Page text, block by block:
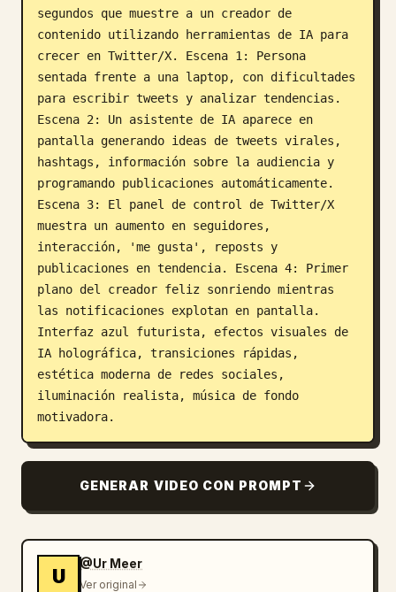
segundos que muestre a un creador de
contenido utilizando herramientas de IA para
crecer en Twitter/X. Escena 1: Persona
sentada frente a una laptop, con dificultades
para escribir tweets y analizar tendencias.
Escena 2: Un asistente de IA aparece en
pantalla generando ideas de tweets virales,
hashtags, información sobre la audiencia y
programando publicaciones automáticamente.
Escena 3: El panel de control de Twitter/X
muestra un aumento en seguidores,
interacción, 'me gusta', reposts y
publicaciones en tendencia. Escena 4: Primer
plano del creador feliz sonriendo mientras
las notificaciones explotan en pantalla.
Interfaz azul futurista, efectos visuales de
IA holográfica, transiciones rápidas,
estética moderna de redes sociales,
iluminación realista, música de fondo
motivadora.
GENERAR VIDEO CON PROMPT
U
@Ur Meer
Ver original